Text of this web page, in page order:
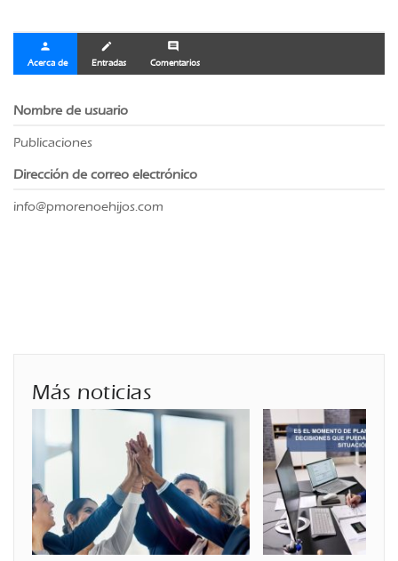
person
Acerca de
create
Entradas
comment
Comentarios
Nombre de usuario
Publicaciones
Dirección de correo electrónico
info@pmorenoehijos.com
Más noticias